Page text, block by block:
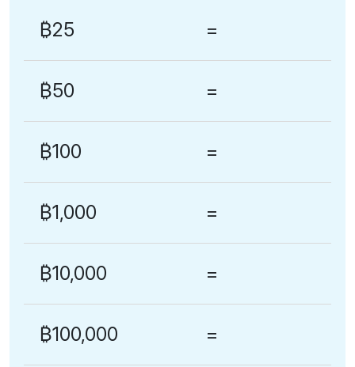
₿25 =
₿50 =
₿100 =
₿1,000 =
₿10,000 =
₿100,000 =